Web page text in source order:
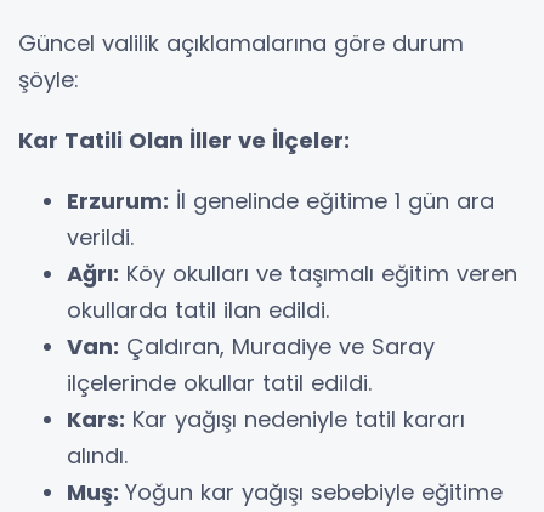
Güncel valilik açıklamalarına göre durum
şöyle:
Kar Tatili Olan İller ve İlçeler:
Erzurum: İl genelinde eğitime 1 gün ara
verildi.
Ağrı: Köy okulları ve taşımalı eğitim veren
okullarda tatil ilan edildi.
Van: Çaldıran, Muradiye ve Saray
ilçelerinde okullar tatil edildi.
Kars: Kar yağışı nedeniyle tatil kararı
alındı.
Muş: Yoğun kar yağışı sebebiyle eğitime